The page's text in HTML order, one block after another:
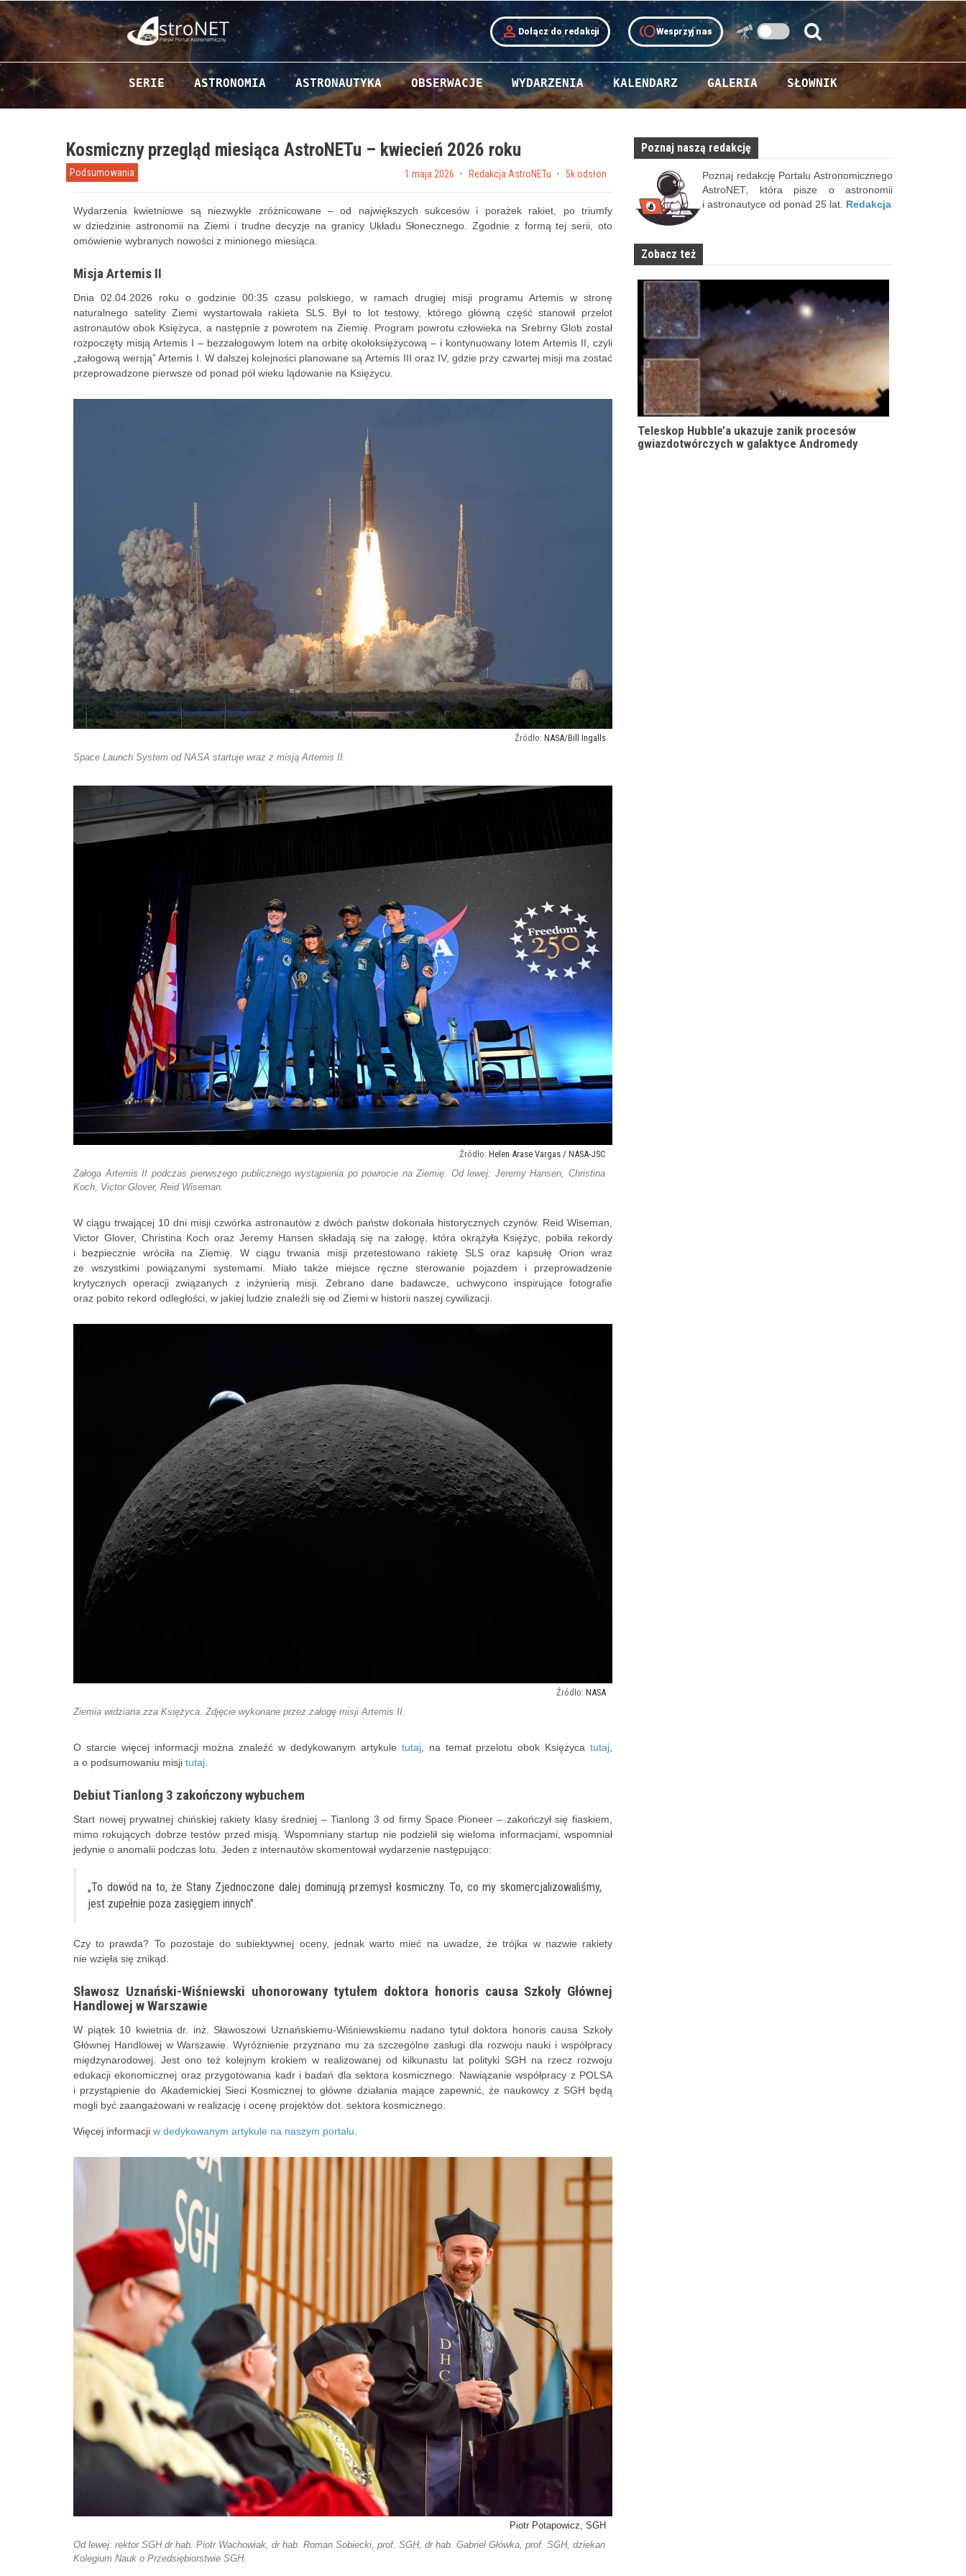
person Dołącz do redakcji tollWesprzyj nas
Szukaj:
Szukaj
Przejdź do zawartości
SERIE ASTRONOMIA ASTRONAUTYKA OBSERWACJE WYDARZENIA KALENDARZ GALERIA SŁOWNIK
Kosmiczny przegląd miesiąca AstroNETu – kwiecień 2026 roku
Podsumowania Posted on
1 maja 2026 by Redakcja AstroNETu 5k odsłon
Wydarzenia kwietniowe są niezwykle zróżnicowane – od największych sukcesów i porażek rakiet, po triumfy
w dziedzinie astronomii na Ziemi i trudne decyzje na granicy Układu Słonecznego. Zgodnie z formą tej serii, oto
omówienie wybranych nowości z minionego miesiąca.
Misja Artemis II
Dnia 02.04.2026 roku o godzinie 00:35 czasu polskiego, w ramach drugiej misji programu Artemis w stronę
naturalnego satelity Ziemi wystartowała rakieta SLS. Był to lot testowy, którego główną część stanowił przelot
astronautów obok Księżyca, a następnie z powrotem na Ziemię. Program powrotu człowieka na Srebrny Glob został
rozpoczęty misją Artemis I – bezzałogowym lotem na orbitę okołoksiężycową – i kontynuowany lotem Artemis II, czyli
„załogową wersją” Artemis I. W dalszej kolejności planowane są Artemis III oraz IV, gdzie przy czwartej misji ma zostać
przeprowadzone pierwsze od ponad pół wieku lądowanie na Księżycu.
NASA/Bill Ingalls
Space Launch System od NASA startuje wraz z misją Artemis II.
Helen Arase Vargas / NASA-JSC
Załoga Artemis II podczas pierwszego publicznego wystąpienia po powrocie na Ziemię. Od lewej: Jeremy Hansen, Christina
Koch, Victor Glover, Reid Wiseman.
W ciągu trwającej 10 dni misji czwórka astronautów z dwóch państw dokonała historycznych czynów. Reid Wiseman,
Victor Glover, Christina Koch oraz Jeremy Hansen składają się na załogę, która okrążyła Księżyc, pobiła rekordy
i bezpiecznie wróciła na Ziemię. W ciągu trwania misji przetestowano rakietę SLS oraz kapsułę Orion wraz
ze wszystkimi powiązanymi systemami. Miało także miejsce ręczne sterowanie pojazdem i przeprowadzenie
krytycznych operacji związanych z inżynierią misji. Zebrano dane badawcze, uchwycono inspirujące fotografie
oraz pobito rekord odległości, w jakiej ludzie znaleźli się od Ziemi w historii naszej cywilizacji.
NASA
Ziemia widziana zza Księżyca. Zdjęcie wykonane przez załogę misji Artemis II.
O starcie więcej informacji można znaleźć w dedykowanym artykule tutaj, na temat przelotu obok Księżycatutaj
a o podsumowaniu misji tutaj
Debiut Tianlong 3 zakończony wybuchem
Start nowej prywatnej chińskiej rakiety klasy średniej – Tianlong 3 od firmy Space Pioneer – zakończył się fiaskiem,
mimo rokujących dobrze testów przed misją. Wspomniany startup nie podzielił się wieloma informacjami, wspomniał
jedynie o anomalii podczas lotu. Jeden z internautów skomentował wydarzenie następująco:
„To dowód na to, że Stany Zjednoczone dalej dominują przemysł kosmiczny. To, co my skomercjalizowaliśmy,
jest zupełnie poza zasięgiem innych”.
Czy to prawda? To pozostaje do subiektywnej oceny, jednak warto mieć na uwadze, że trójka w nazwie rakiety
nie wzięła się znikąd.
Sławosz Uznański-Wiśniewski uhonorowany tytułem doktora honoris causa Szkoły Głównej
Handlowej w Warszawie
W piątek 10 kwietnia dr. inż. Sławoszowi Uznańskiemu-Wiśniewskiemu nadano tytuł doktora honoris causa Szkoły
Głównej Handlowej w Warszawie. Wyróżnienie przyznano mu za szczególne zasługi dla rozwoju nauki i współpracy
międzynarodowej. Jest ono też kolejnym krokiem w realizowanej od kilkunastu lat polityki SGH na rzecz rozwoju
edukacji ekonomicznej oraz przygotowania kadr i badań dla sektora kosmicznego. Nawiązanie współpracy z POLSA
i przystąpienie do Akademickiej Sieci Kosmicznej to główne działania mające zapewnić, że naukowcy z SGH będą
mogli być zaangażowani w realizację i ocenę projektów dot. sektora kosmicznego.
Więcej informacji w dedykowanym artykule na naszym portalu
Piotr Potapowicz, SGH
Od lewej: rektor SGH dr hab. Piotr Wachowiak, dr hab. Roman Sobiecki, prof. SGH, dr hab. Gabriel Główka, prof. SGH, dziekan
Kolegium Nauk o Przedsiębiorstwie SGH.
Poznaj naszą redakcję
Poznaj redakcję Portalu Astronomicznego
AstroNET, która pisze o astronomii
i astronautyce od ponad 25 lat. Redakcja
Zobacz też
Teleskop Hubble’a ukazuje zanik procesów
gwiazdotwórczych w galaktyce Andromedy